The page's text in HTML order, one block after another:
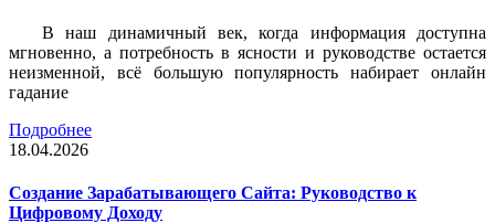
В наш динамичный век, когда информация доступна
мгновенно, а потребность в ясности и руководстве остается
неизменной, всё большую популярность набирает онлайн
гадание
Подробнее
18.04.2026
Создание Зарабатывающего Сайта: Руководство к
Цифровому Доходу